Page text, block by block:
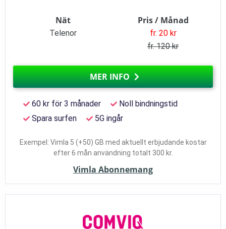
Nät
Telenor
Pris / Månad
fr. 20 kr
fr. 120 kr
MER INFO
60 kr för 3 månader
Noll bindningstid
Spara surfen
5G ingår
Exempel: Vimla 5 (+50) GB med aktuellt erbjudande kostar
efter 6 mån användning totalt 300 kr.
Vimla Abonnemang